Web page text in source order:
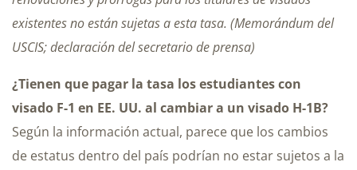
existentes no están sujetas a esta tasa. (Memorándum del
USCIS; declaración del secretario de prensa)
¿Tienen que pagar la tasa los estudiantes con
visado F-1 en EE. UU. al cambiar a un visado H-1B?
Según la información actual, parece que los cambios
de estatus dentro del país podrían no estar sujetos a la